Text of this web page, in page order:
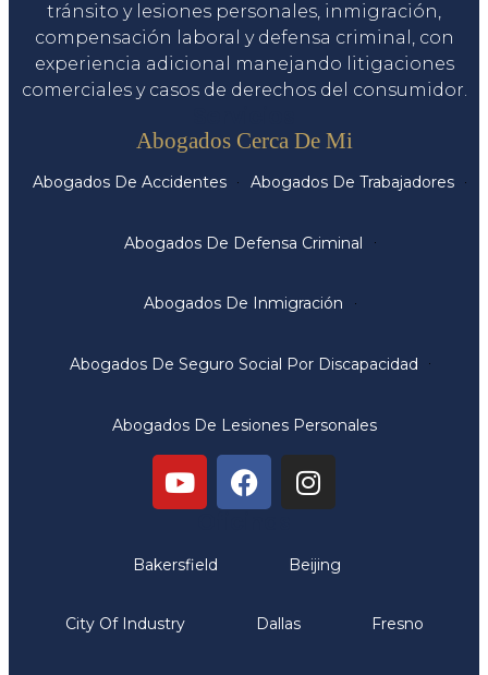
tránsito y lesiones personales, inmigración,
compensación laboral y defensa criminal, con
experiencia adicional manejando litigaciones
comerciales y casos de derechos del consumidor.
Abogados Cerca De Mi
Abogados De Accidentes Abogados De Trabajadores
Abogados De Defensa Criminal
Abogados De Inmigración
Abogados De Seguro Social Por Discapacidad
Abogados De Lesiones Personales
Bakersfield Beijing
City Of Industry Dallas Fresno